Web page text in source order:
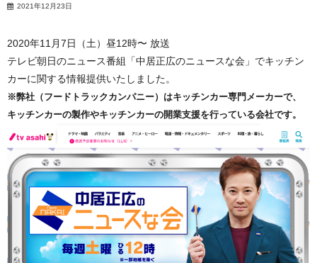
2021年12月23日
2020年11月7日（土）昼12時〜 放送
テレビ朝日のニュース番組「中居正広のニュースな会」でキッチン
カーに関する情報提供いたしました。
※弊社（フードトラックカンパニー）はキッチンカー専門メーカーで、
キッチンカーの製作やキッチンカーの開業支援を行っている会社です。